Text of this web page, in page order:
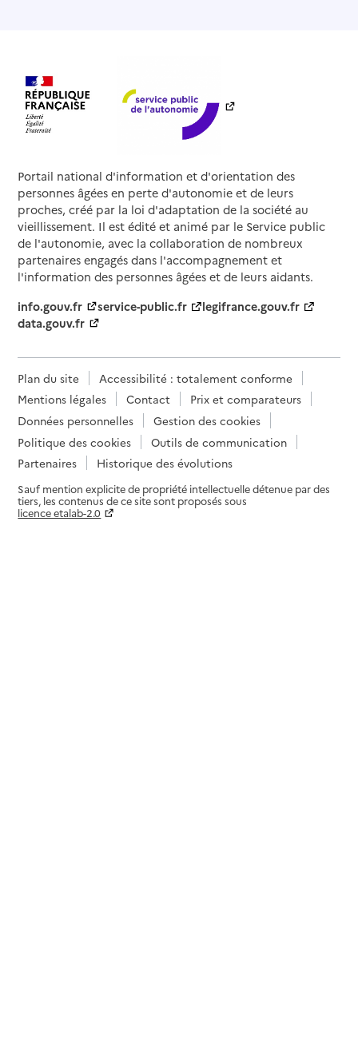
Portail national d'information et d'orientation des
personnes âgées en perte d'autonomie et de leurs
proches, créé par la loi d'adaptation de la société au
vieillissement. Il est édité et animé par le Service public
de l'autonomie, avec la collaboration de nombreux
partenaires engagés dans l'accompagnement et
l'information des personnes âgées et de leurs aidants.
info.gouv.fr
service-public.fr
legifrance.gouv.fr
data.gouv.fr
Plan du site
Accessibilité : totalement conforme
Mentions légales
Contact
Prix et comparateurs
Données personnelles
Gestion des cookies
Politique des cookies
Outils de communication
Partenaires
Historique des évolutions
Sauf mention explicite de propriété intellectuelle détenue par des
tiers, les contenus de ce site sont proposés sous
licence etalab-2.0